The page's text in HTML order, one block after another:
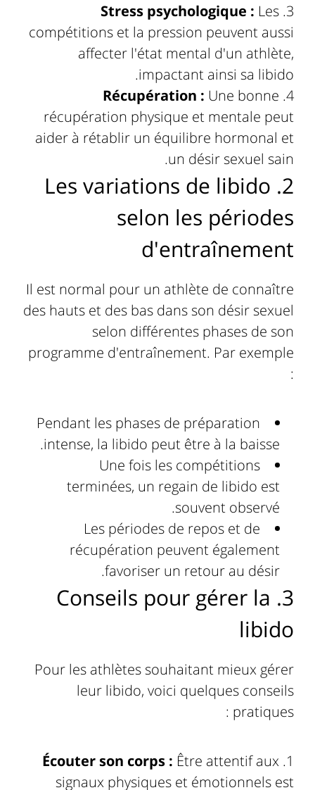
Stress psychologique : Les
compétitions et la pression peuvent aussi
affecter l'état mental d'un athlète,
impactant ainsi sa libido.
Récupération : Une bonne
récupération physique et mentale peut
aider à rétablir un équilibre hormonal et
un désir sexuel sain.
2. Les variations de libido
selon les périodes
d'entraînement
Il est normal pour un athlète de connaître
des hauts et des bas dans son désir sexuel
selon différentes phases de son
programme d'entraînement. Par exemple
:
Pendant les phases de préparation
intense, la libido peut être à la baisse.
Une fois les compétitions
terminées, un regain de libido est
souvent observé.
Les périodes de repos et de
récupération peuvent également
favoriser un retour au désir.
3. Conseils pour gérer la
libido
Pour les athlètes souhaitant mieux gérer
leur libido, voici quelques conseils
pratiques :
Écouter son corps : Être attentif aux
signaux physiques et émotionnels est